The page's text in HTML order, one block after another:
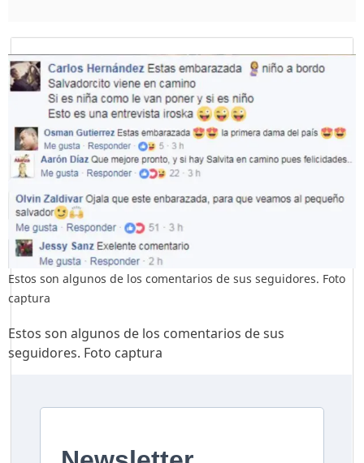
Estos son algunos de los comentarios de sus seguidores. Foto
captura
Estos son algunos de los comentarios de sus
seguidores. Foto captura